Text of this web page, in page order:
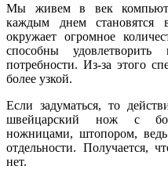
Мы живем в век
каждым днем становятся
окружает огромное
способны удовлетворить
потребности. Из-за этого
более узкой.
Если задуматься, то
швейцарский нож с
ножницами, штопором,
отдельности. Получается,
нет.